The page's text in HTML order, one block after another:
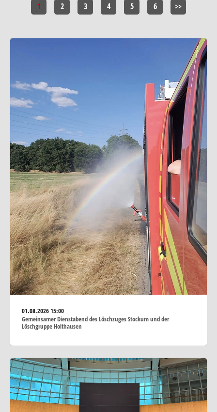
1 2 3 4 5 6 >>
01.08.202615:00
Gemeinsamer Dienstabend des Löschzuges Stockum und der
Löschgruppe Holthausen